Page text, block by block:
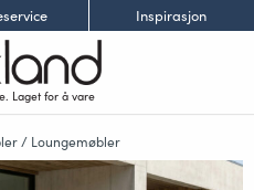
Inspirasjon
Laget for å vare
/ Loungemøbler